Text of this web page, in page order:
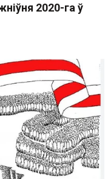
2020-га ў